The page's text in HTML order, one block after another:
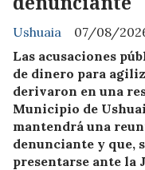
Ushuaia
07/08/
Las acusaciones
de dinero para
derivaron en una
Municipio de
mantendrá una
denunciante y que,
presentarse ante la